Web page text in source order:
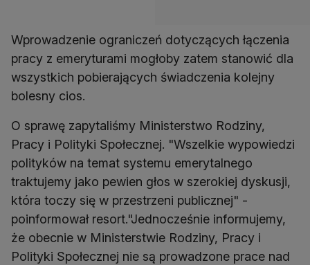
Wprowadzenie ograniczeń dotyczących łączenia
pracy z emeryturami mogłoby zatem stanowić dla
wszystkich pobierających świadczenia kolejny
bolesny cios.
O sprawę zapytaliśmy Ministerstwo Rodziny,
Pracy i Polityki Społecznej. "Wszelkie wypowiedzi
polityków na temat systemu emerytalnego
traktujemy jako pewien głos w szerokiej dyskusji,
która toczy się w przestrzeni publicznej" -
poinformował resort."Jednocześnie informujemy,
że obecnie w Ministerstwie Rodziny, Pracy i
Polityki Społecznej nie są prowadzone prace nad